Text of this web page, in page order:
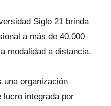
Siglo 21 brinda
a más de 40.000
modalidad a distancia.
una organización
lucro integrada por